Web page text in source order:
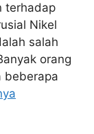
terhadap
Nikel
salah
orang
beberapa